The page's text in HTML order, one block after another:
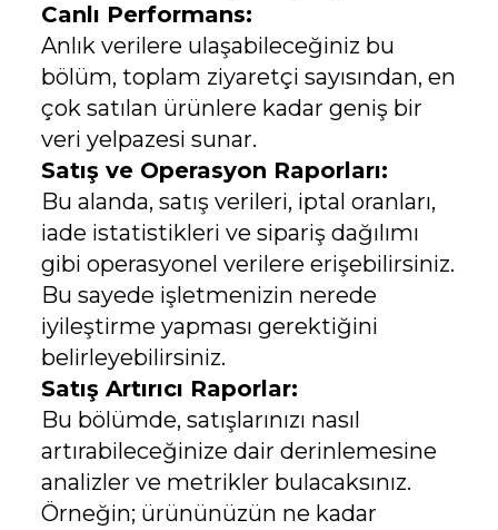
Canlı Performans:
Anlık verilere ulaşabileceğiniz bu
bölüm, toplam ziyaretçi sayısından, en
çok satılan ürünlere kadar geniş bir
veri yelpazesi sunar.
Satış ve Operasyon Raporları:
Bu alanda, satış verileri, iptal oranları,
iade istatistikleri ve sipariş dağılımı
gibi operasyonel verilere erişebilirsiniz.
Bu sayede işletmenizin nerede
iyileştirme yapması gerektiğini
belirleyebilirsiniz.
Satış Artırıcı Raporlar:
Bu bölümde, satışlarınızı nasıl
artırabileceğinize dair derinlemesine
analizler ve metrikler bulacaksınız.
Örneğin; ürününüzün ne kadar